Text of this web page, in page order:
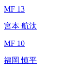
MF 13
宮本 航汰
MF 10
福岡 慎平